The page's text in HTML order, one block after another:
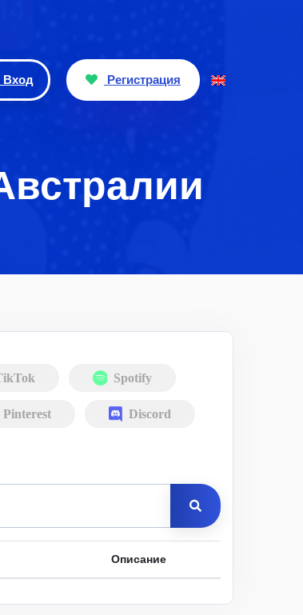
Вход Регистрация
Spotify
Pinterest Discord
Описание